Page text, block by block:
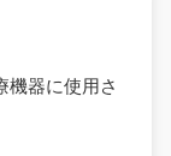
機器に使用さ